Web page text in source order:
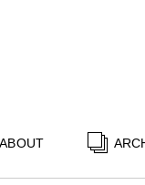
ABOUT